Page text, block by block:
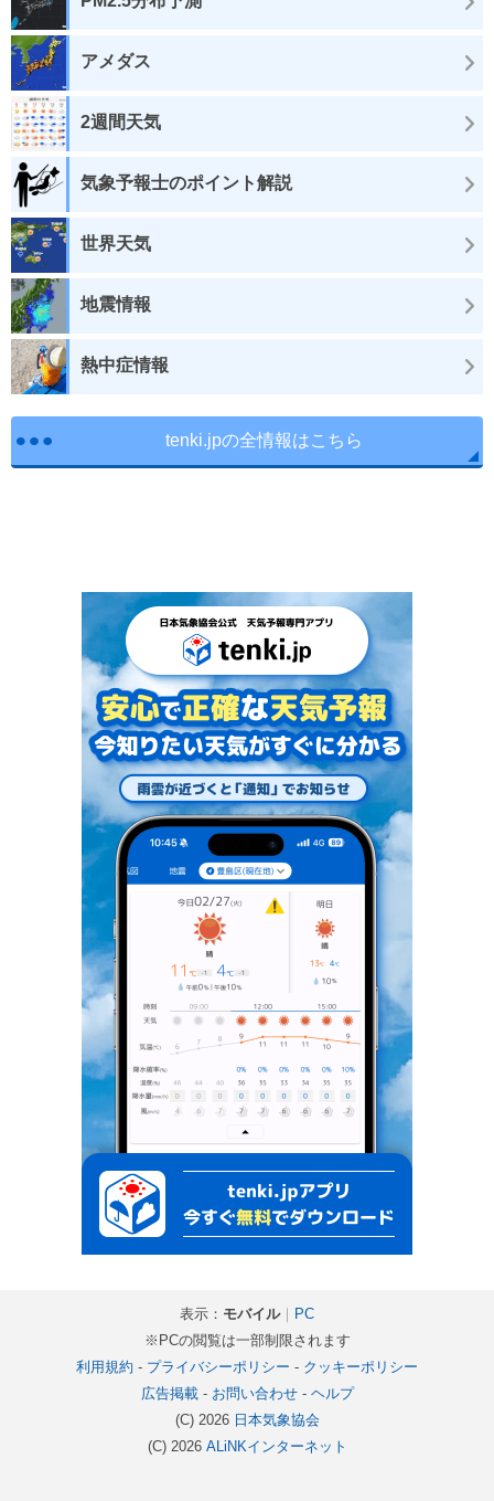
アメダス
2週間天気
気象予報士のポイント解説
世界天気
地震情報
熱中症情報
tenki.jpの全情報はこちら
表示： モバイル｜ PC
※PCの閲覧は一部制限されます
利用規約 - プライバシーポリシー - クッキーポリシー
広告掲載- お問い合わせ- ヘルプ
(C) 2026 日本気象協会
(C) 2026 ALiNKインターネット